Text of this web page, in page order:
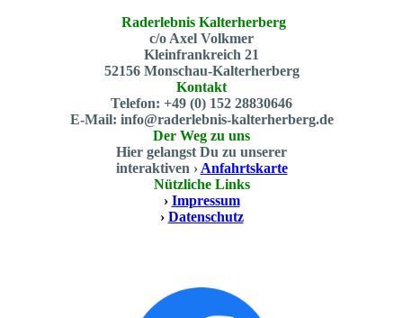
Raderlebnis Kalterherberg
c/o Axel Volkmer
Kleinfrankreich 21
52156 Monschau-Kalterherberg
Kontakt
Telefon: +49 (0) 152 28830646
E-Mail: info@raderlebnis-kalterherberg.de
Der Weg zu uns
Hier gelangst Du zu unserer
interaktiven › Anfahrtskarte
Nützliche Links
› Impressum
› Datenschutz